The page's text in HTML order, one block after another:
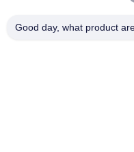
Good day, what product